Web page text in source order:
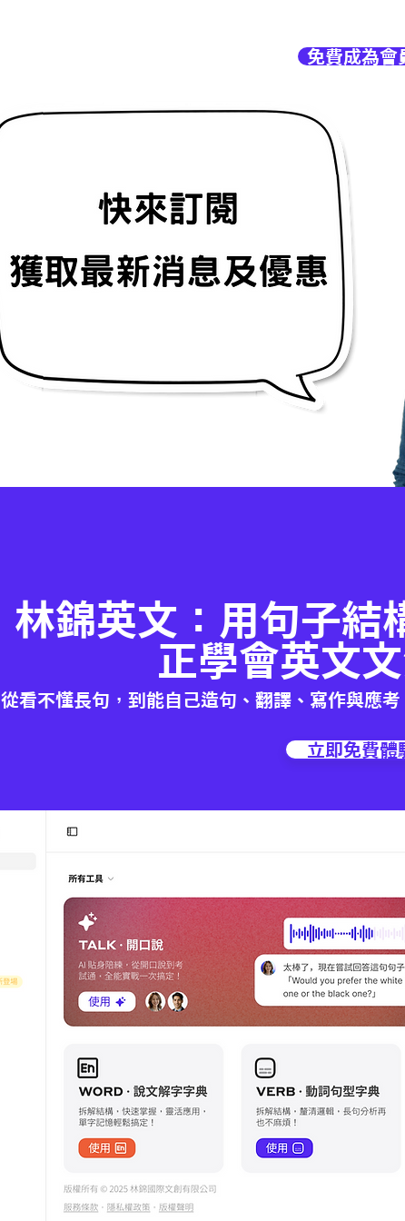
免費成為會
林錦英文：用句子結
正學會英文
從看不懂長句，到能自己造句、翻譯、寫作與應
立即免費體